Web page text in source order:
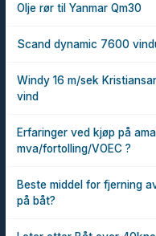
Olje rør til Yanmar Qm30
Scand dynamic 7600
Windy 16 m/sek
vind
Erfaringer ved kjøp på
mva/fortolling/VOEC ?
Beste middel for fjerning
på båt?